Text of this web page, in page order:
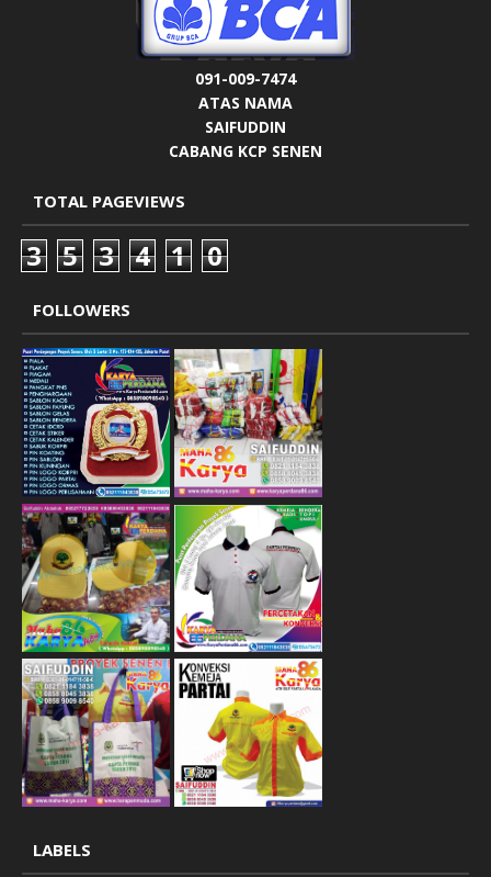
091-009-7474
ATAS NAMA
SAIFUDDIN
CABANG KCP SENEN
TOTAL PAGEVIEWS
3 5 3 4 1 0
FOLLOWERS
LABELS